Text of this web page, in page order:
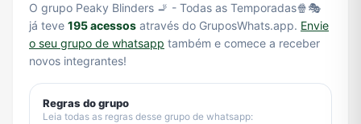
O grupo Peaky Blinders 🚬 - Todas as Temporadas🍿🎭
já teve 195 acessos através do GruposWhats.app. Envie
o seu grupo de whatsapp também e comece a receber
novos integrantes!
Regras do grupo
Leia todas as regras desse grupo de whatsapp: